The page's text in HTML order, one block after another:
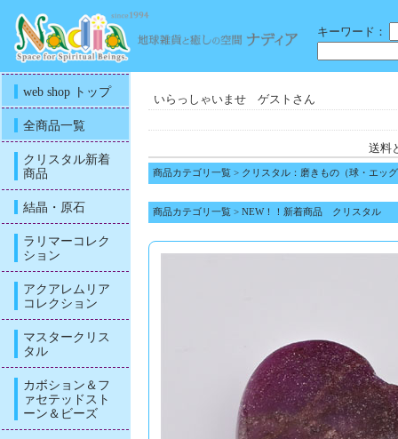
キーワード：
web shop トップ
全商品一覧
クリスタル新着
商品
結晶・原石
ラリマーコレク
ション
アクアレムリア
コレクション
マスタークリス
タル
カボション＆フ
ァセテッドスト
ーン＆ビーズ
いらっしゃいませ ゲストさん
送料
商品カテゴリ一覧 > クリスタル：磨きもの（球・エッ
商品カテゴリ一覧 > NEW！！新着商品 クリスタル